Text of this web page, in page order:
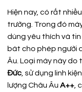
Hiện nay, có rất
trường. Trong đó
dùng yêu thích và
bát cho phép người
Âu. Loại máy này do
Đức , sử dụng linh
lượng Châu Âu A++ ,